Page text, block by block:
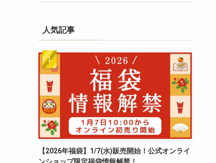
人気記事
【2026年福袋】1/7(水)販売開始！公式オンライ